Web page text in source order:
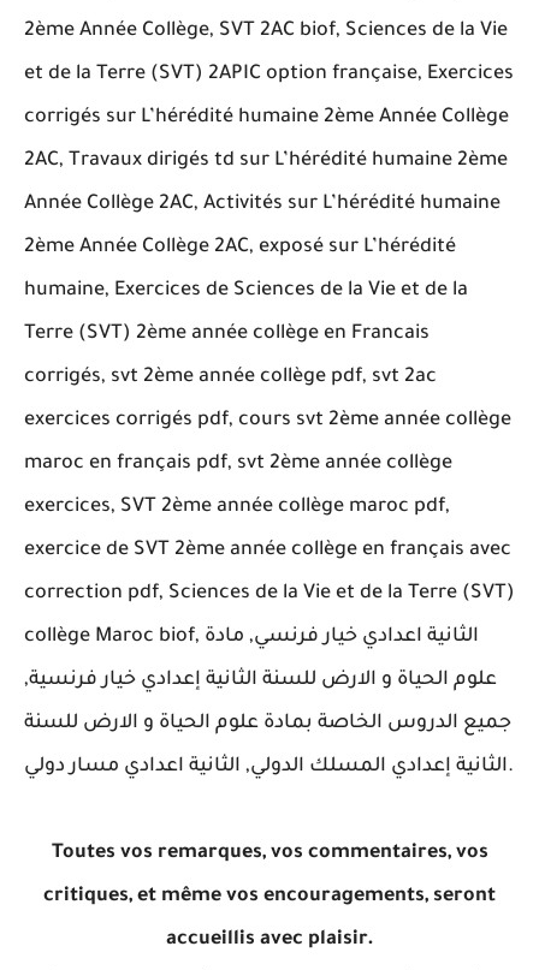
2ème Année Collège, SVT 2AC biof, Sciences de la Vie
et de la Terre (SVT) 2APIC option française, Exercices
corrigés sur L’hérédité humaine 2ème Année Collège
2AC, Travaux dirigés td sur L’hérédité humaine 2ème
Année Collège 2AC, Activités sur L’hérédité humaine
2ème Année Collège 2AC, exposé sur L’hérédité
humaine, Exercices de Sciences de la Vie et de la
Terre (SVT) 2ème année collège en Francais
corrigés, svt 2ème année collège pdf, svt 2ac
exercices corrigés pdf, cours svt 2ème année collège
maroc en français pdf, svt 2ème année collège
exercices, SVT 2ème année collège maroc pdf,
exercice de SVT 2ème année collège en français avec
correction pdf, Sciences de la Vie et de la Terre (SVT)
collège Maroc biof, الثانية اعدادي خيار فرنسي, مادة
علوم الحياة و الارض للسنة الثانية إعدادي خيار فرنسية,
جميع الدروس الخاصة بمادة علوم الحياة و الارض للسنة
الثانية إعدادي المسلك الدولي, الثانية اعدادي مسار دولي.
Toutes vos remarques, vos commentaires, vos
critiques, et même vos encouragements, seront
accueillis avec plaisir.